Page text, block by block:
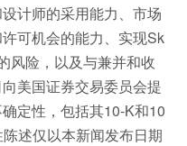
计师的采用能力、市场
可机会的能力、实现Sk
风险，以及与兼并和收
美国证券交易委员会提
定性，包括其10-K和10
述仅以本新闻发布日期